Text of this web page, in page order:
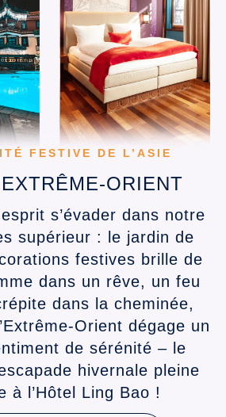
FESTIVE DE L’ASIE
ORIENT
s’évader dans notre
supérieur : le jardin de
festives brille de
dans un rêve, un feu
dans la cheminée,
Orient dégage un
de sérénité – le
hivernale pleine
à l’Hôtel Ling Bao !